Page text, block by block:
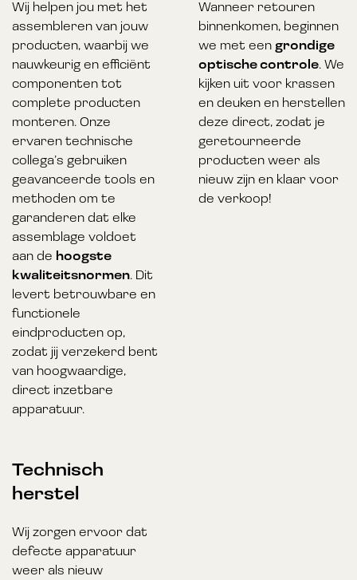
Wij helpen jou met het
assembleren van jouw
producten, waarbij we
nauwkeurig en efficiënt
componenten tot
complete producten
monteren. Onze
ervaren technische
collega’s gebruiken
geavanceerde tools en
methoden om te
garanderen dat elke
assemblage voldoet
aan de hoogste
kwaliteitsnormen. Dit
levert betrouwbare en
functionele
eindproducten op,
zodat jij verzekerd bent
van hoogwaardige,
direct inzetbare
apparatuur.
Wanneer retouren
binnenkomen, beginnen
we met een grondige
optische controle. We
kijken uit voor krassen
en deuken en herstellen
deze direct, zodat je
geretourneerde
producten weer als
nieuw zijn en klaar voor
de verkoop!
Technisch
herstel
Wij zorgen ervoor dat
defecte apparatuur
weer als nieuw